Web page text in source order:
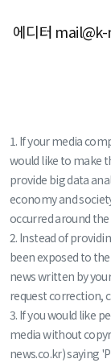
에디터
1. If your media
would like to make
provide big data
economy and
occurred around
2. Instead of
been exposed to
news written by
request correction,
3. If you would like
media without
news.co.kr) saying